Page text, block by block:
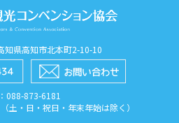
県高知市北本町2-10-10
088​-873​-6181
土・日・祝日・年末年始は除く）